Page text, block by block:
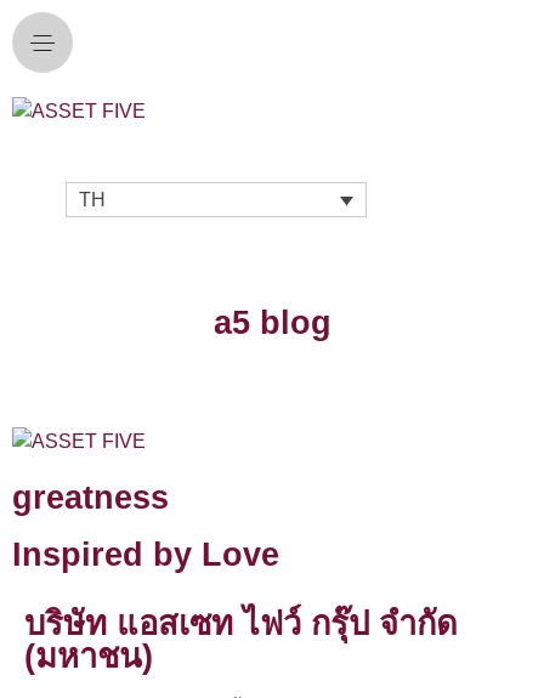
TH
a5 blog
greatness
Inspired by Love
บริษัท แอสเซท ไฟว์ กรุ๊ป จำกัด
(มหาชน)